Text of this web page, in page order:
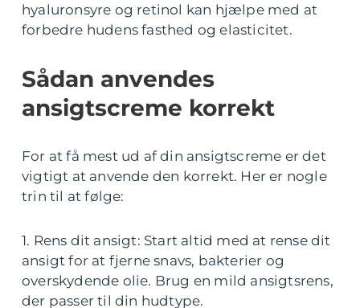
hyaluronsyre og retinol kan hjælpe med at
forbedre hudens fasthed og elasticitet.
Sådan anvendes
ansigtscreme korrekt
For at få mest ud af din ansigtscreme er det
vigtigt at anvende den korrekt. Her er nogle
trin til at følge:
1. Rens dit ansigt: Start altid med at rense dit
ansigt for at fjerne snavs, bakterier og
overskydende olie. Brug en mild ansigtsrens,
der passer til din hudtype.